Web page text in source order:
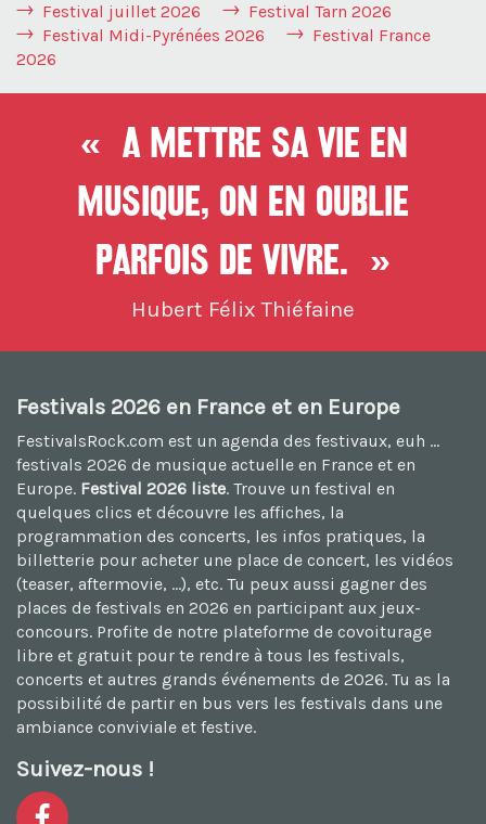
Festival juillet 2026
Festival Tarn 2026
Festival Midi-Pyrénées 2026
Festival France
2026
« A mettre sa vie en
musique, On en oublie
parfois de vivre. »
Hubert Félix Thiéfaine
Festivals 2026 en France et en Europe
FestivalsRock.com est un agenda des festivaux, euh ...
festivals 2026 de musique actuelle en France et en
Europe. Festival 2026 liste. Trouve un festival en
quelques clics et découvre les affiches, la
programmation des concerts, les infos pratiques, la
billetterie pour acheter une place de concert, les vidéos
(teaser, aftermovie, ...), etc. Tu peux aussi gagner des
places de festivals en 2026 en participant aux jeux-
concours. Profite de notre plateforme de covoiturage
libre et gratuit pour te rendre à tous les festivals,
concerts et autres grands événements de 2026. Tu as la
possibilité de partir en bus vers les festivals dans une
ambiance conviviale et festive.
Suivez-nous !